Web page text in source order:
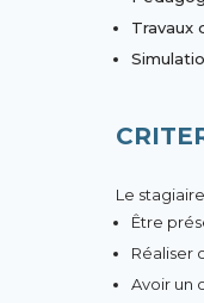
Travaux
Le
Être
Réaliser
Avoir un